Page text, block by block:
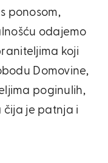
ponosom,
odajemo
koji
Domovine,
poginulih,
čija je patnja i